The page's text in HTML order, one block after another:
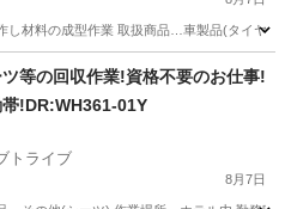
し材料の成型作業 取扱商品…車製品(タイ
4勤2休
等の回収作業!資格不要のお仕事!
!DR:WH361-01Y
トライブ
8月7日